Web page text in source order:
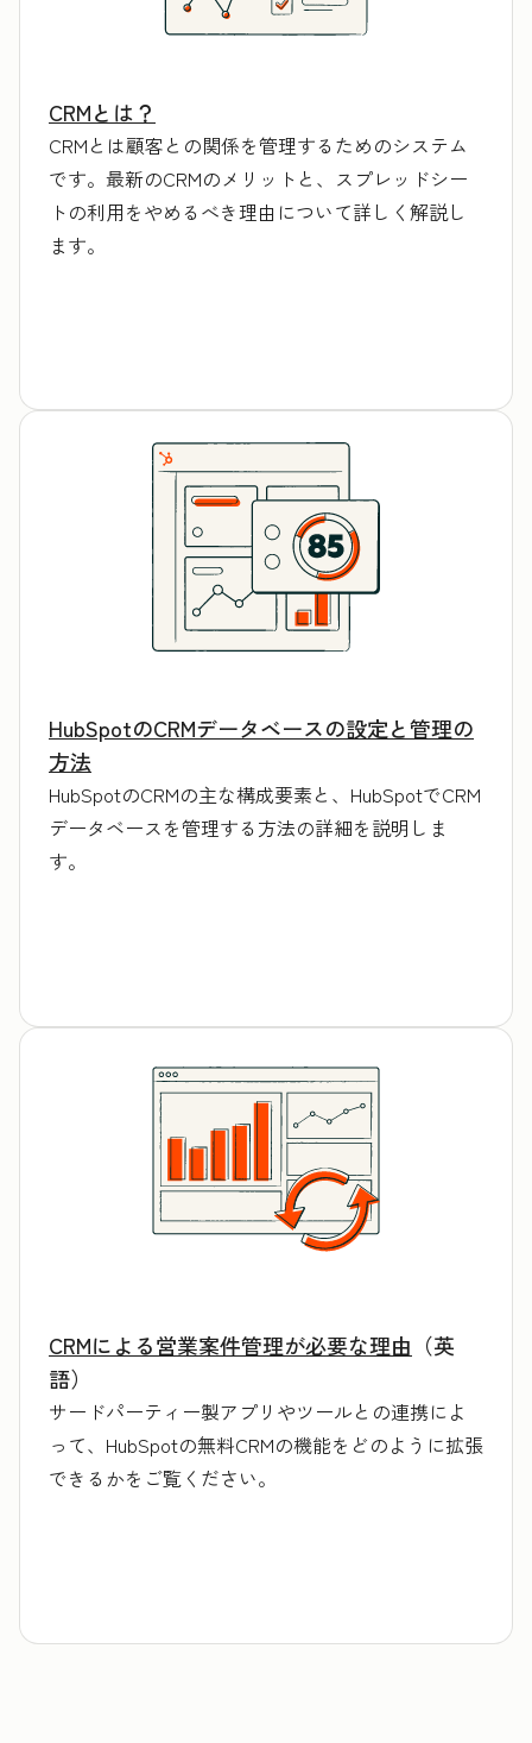
CRMとは？
CRMとは顧客との関係を管理するためのシステム
です。最新のCRMのメリットと、スプレッドシー
トの利用をやめるべき理由について詳しく解説し
ます。
HubSpotのCRMデータベースの設定と管理の
方法
HubSpotのCRMの主な構成要素と、HubSpotでCRM
データベースを管理する方法の詳細を説明しま
す。
CRMによる営業案件管理が必要な理由 （英
語）
サードパーティー製アプリやツールとの連携によ
って、HubSpotの無料CRMの機能をどのように拡張
できるかをご覧ください。